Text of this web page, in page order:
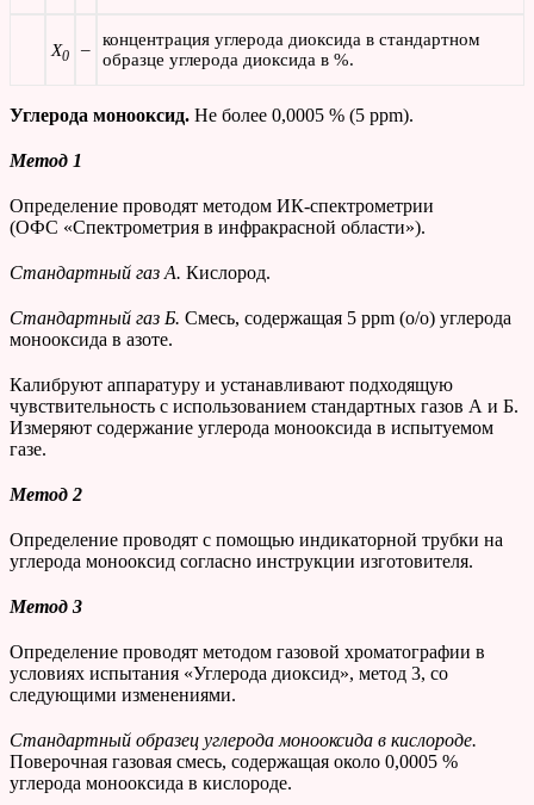
X0 –
концентрация углерода диоксида в стандартном
образце углерода диоксида в %.
Углерода монооксид. Не более 0,0005 % (5 ppm).
Метод 1
Определение проводят методом ИК-спектрометрии
(ОФС «Спектрометрия в инфракрасной области»).
Стандартный газ А. Кислород.
Стандартный газ Б. Смесь, содержащая 5 ppm (о/о) углерода
монооксида в азоте.
Калибруют аппаратуру и устанавливают подходящую
чувствительность с использованием стандартных газов А и Б.
Измеряют содержание углерода монооксида в испытуемом
газе.
Метод 2
Определение проводят с помощью индикаторной трубки на
углерода монооксид согласно инструкции изготовителя.
Метод 3
Определение проводят методом газовой хроматографии в
условиях испытания «Углерода диоксид», метод 3, со
следующими изменениями.
Стандартный образец углерода монооксида в кислороде.
Поверочная газовая смесь, содержащая около 0,0005 %
углерода монооксида в кислороде.